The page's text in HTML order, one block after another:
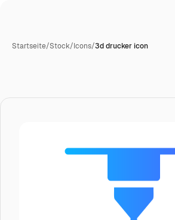
Startseite/Stock/Icons/3d drucker icon